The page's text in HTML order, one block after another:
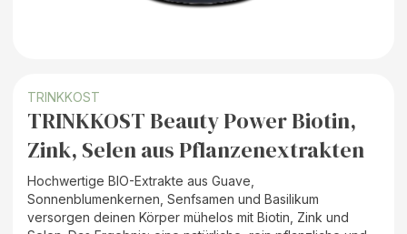
TRINKKOST
TRINKKOST Beauty Power Biotin,
Zink, Selen aus Pflanzenextrakten
Hochwertige BIO-Extrakte aus Guave,
Sonnenblumenkernen, Senfsamen und Basilikum
versorgen deinen Körper mühelos mit Biotin, Zink und